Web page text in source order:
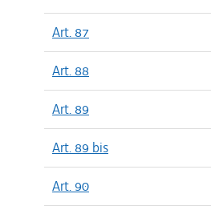
Art. 87
Art. 88
Art. 89
Art. 89 bis
Art. 90